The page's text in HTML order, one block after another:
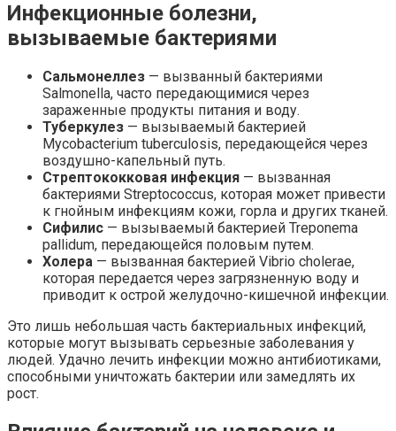
Инфекционные болезни,
вызываемые бактериями
Сальмонеллез — вызванный бактериями
Salmonella, часто передающимися через
зараженные продукты питания и воду.
Туберкулез — вызываемый бактерией
Mycobacterium tuberculosis, передающейся через
воздушно-капельный путь.
Стрептококковая инфекция — вызванная
бактериями Streptococcus, которая может привести
к гнойным инфекциям кожи, горла и других тканей.
Сифилис — вызываемый бактерией Treponema
pallidum, передающейся половым путем.
Холера — вызванная бактерией Vibrio cholerae,
которая передается через загрязненную воду и
приводит к острой желудочно-кишечной инфекции.
Это лишь небольшая часть бактериальных инфекций,
которые могут вызывать серьезные заболевания у
людей. Удачно лечить инфекции можно антибиотиками,
способными уничтожать бактерии или замедлять их
рост.